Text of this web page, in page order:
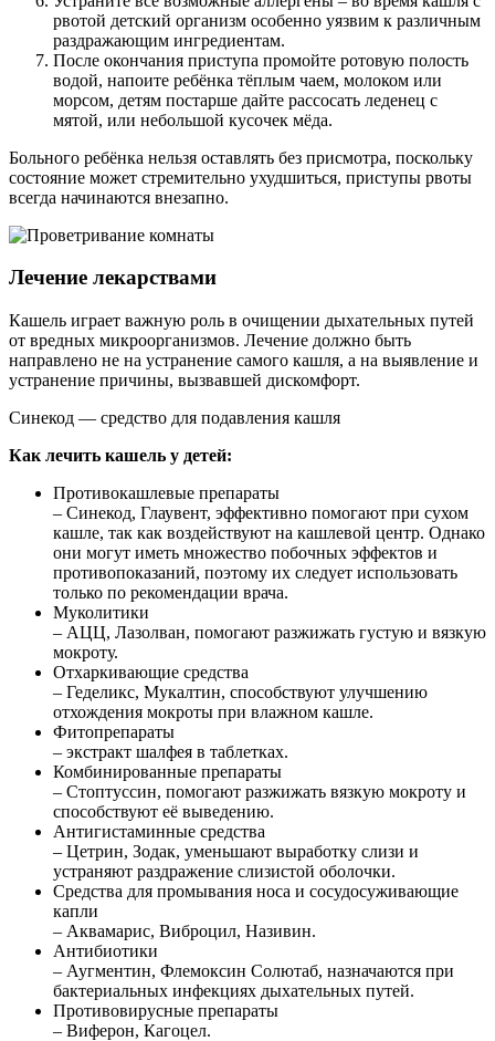
рвотой детский организм особенно уязвим к различным
раздражающим ингредиентам.
После окончания приступа промойте ротовую полость
водой, напоите ребёнка тёплым чаем, молоком или
морсом, детям постарше дайте рассосать леденец с
мятой, или небольшой кусочек мёда.
Больного ребёнка нельзя оставлять без присмотра, поскольку
состояние может стремительно ухудшиться, приступы рвоты
всегда начинаются внезапно.
Лечение лекарствами
Кашель играет важную роль в очищении дыхательных путей
от вредных микроорганизмов. Лечение должно быть
направлено не на устранение самого кашля, а на выявление и
устранение причины, вызвавшей дискомфорт.
Синекод — средство для подавления кашля
Как лечить кашель у детей:
Противокашлевые препараты
– Синекод, Глаувент, эффективно помогают при сухом
кашле, так как воздействуют на кашлевой центр. Однако
они могут иметь множество побочных эффектов и
противопоказаний, поэтому их следует использовать
только по рекомендации врача.
Муколитики
– АЦЦ, Лазолван, помогают разжижать густую и вязкую
мокроту.
Отхаркивающие средства
– Геделикс, Мукалтин, способствуют улучшению
отхождения мокроты при влажном кашле.
Фитопрепараты
– экстракт шалфея в таблетках.
Комбинированные препараты
– Стоптуссин, помогают разжижать вязкую мокроту и
способствуют её выведению.
Антигистаминные средства
– Цетрин, Зодак, уменьшают выработку слизи и
устраняют раздражение слизистой оболочки.
Средства для промывания носа и сосудосуживающие
капли
– Аквамарис, Виброцил, Називин.
Антибиотики
– Аугментин, Флемоксин Солютаб, назначаются при
бактериальных инфекциях дыхательных путей.
Противовирусные препараты
– Виферон, Кагоцел.